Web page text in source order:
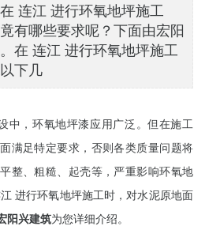
连江 进行环氧地坪施工
有哪些要求呢？下面由宏阳
在 连江 进行环氧地坪施工
下几
中，环氧地坪漆应用广泛。但在施工
满足特定要求，否则各类质量问题将
整、粗糙、起壳等，严重影响环氧地
进行环氧地坪施工时，对水泥原地面
阳兴建筑为您详细介绍。